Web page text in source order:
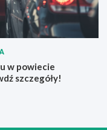
w powiecie
szczegóły!